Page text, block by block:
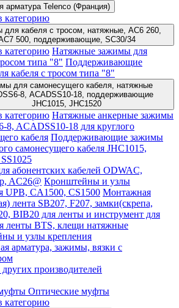
арматура Telenco (Франция)
категорию
для кабеля с тросом, натяжные, AC6 260,
500, поддерживающие, SC30/34
категорию Натяжные зажимы для
типа "8" Поддерживающие
кабеля с тросом типа "8"
для самонесущего кабеля, натяжные
8, ACADSS10-18, поддерживающие
JHC1015, JHC1520
категорию Натяжные анкерные зажимы
8, ACADSS10-18 для круглого
кабеля Поддерживающие зажимы
самонесущего кабеля JHC1015,
абонентских кабелей ODWAC,
AC26@ Кронштейны и узлы
UPB, CA1500, CS1500 Монтажная
лента SB207, F207, замки(скрепа,
BIB20 для ленты и инструмент для
ленты BTS, клещи натяжные
и узлы крепления
арматура, зажимы, вязки с
производителей
Оптические муфты
категорию